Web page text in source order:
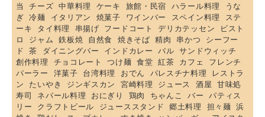
当
チーズ 中華料理 ケーキ 旅館・民宿 ハラール料理
うな
ぎ
冷麺 イタリアン 焼菓子 ワインバー スペイン料理
ステ
ーキ
タイ料理 串揚げ フードコート デリカテッセン
ビスト
ロ
ジャム 鉄板焼 自然食 焼きそば 精肉 串かつ
シーフー
ド
茶 ダイニングバー インドカレー バル
サンドウィッチ
創作料理
チョコレート つけ麺 食堂 紅茶 カフェ
フレンチ
パーラー
洋菓子 台湾料理 おでん パレスチナ料理
レストラ
ン
たいやき ジンギスカン 宮崎料理 ジュース 酒屋
甘味処
寿司
ネパール料理 おにぎり 鶏肉 ちゃんこ バー
パティス
リー
クラフトビール ジューススタンド 郷土料理 担々麺
浜